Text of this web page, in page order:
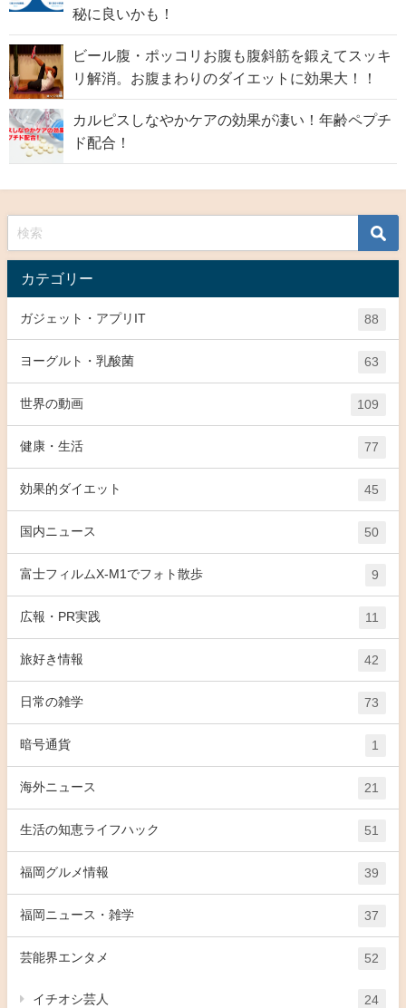
秘に良いかも！
ビール腹・ポッコリお腹も腹斜筋を鍛えてスッキ
リ解消。お腹まわりのダイエットに効果大！！
カルピスしなやかケアの効果が凄い！年齢ペプチ
ド配合！
カテゴリー
ガジェット・アプリIT 88
ヨーグルト・乳酸菌 63
世界の動画 109
健康・生活 77
効果的ダイエット 45
国内ニュース 50
富士フィルムX-M1でフォト散歩 9
広報・PR実践 11
旅好き情報 42
日常の雑学 73
暗号通貨 1
海外ニュース 21
生活の知恵ライフハック 51
福岡グルメ情報 39
福岡ニュース・雑学 37
芸能界エンタメ 52
イチオシ芸人 24